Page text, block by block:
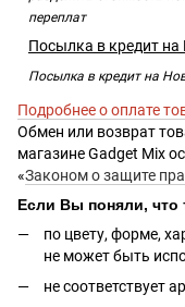
переплат
Посылка в кредит на
Посылка в кредит на
Подробнее о оплате
Обмен или возврат
магазине Gadget Mix
«Законом о защите
Если Вы поняли, что
по цвету, форме,
не может быть
не соответствует